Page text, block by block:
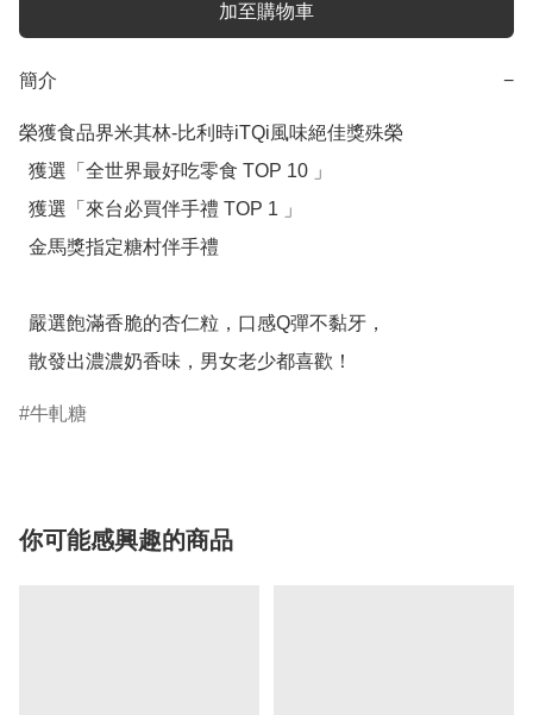
加至購物車
簡介 −
榮獲食品界米其林-比利時iTQi風味絕佳獎殊榮
  散發出濃濃奶香味，男女老少都喜歡！
牛軋糖
你可能感興趣的商品